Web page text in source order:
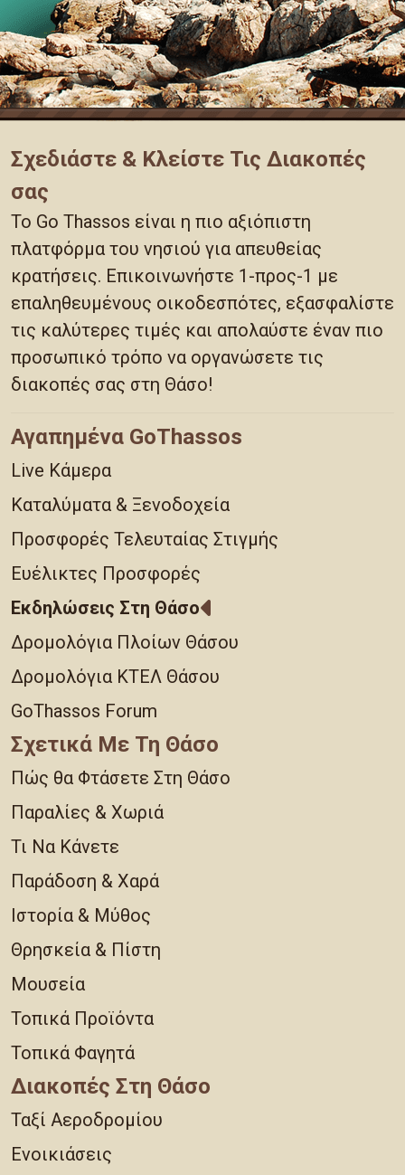
Σχεδιάστε & Κλείστε Τις Διακοπές
σας
Το Go Thassos είναι η πιο αξιόπιστη
πλατφόρμα του νησιού για απευθείας
κρατήσεις. Επικοινωνήστε 1-προς-1 με
επαληθευμένους οικοδεσπότες, εξασφαλίστε
τις καλύτερες τιμές και απολαύστε έναν πιο
προσωπικό τρόπο να οργανώσετε τις
διακοπές σας στη Θάσο!
Αγαπημένα GoThassos
Live Κάμερα
Καταλύματα & Ξενοδοχεία
Προσφορές Τελευταίας Στιγμής
Ευέλικτες Προσφορές
Εκδηλώσεις Στη Θάσο
Δρομολόγια Πλοίων Θάσου
Δρομολόγια ΚΤΕΛ Θάσου
GoThassos Forum
Σχετικά Με Τη Θάσο
Πώς θα Φτάσετε Στη Θάσο
Παραλίες & Χωριά
Τι Να Κάνετε
Παράδοση & Χαρά
Ιστορία & Μύθος
Θρησκεία & Πίστη
Μουσεία
Τοπικά Προϊόντα
Τοπικά Φαγητά
Διακοπές Στη Θάσο
Ταξί Αεροδρομίου
Ενοικιάσεις